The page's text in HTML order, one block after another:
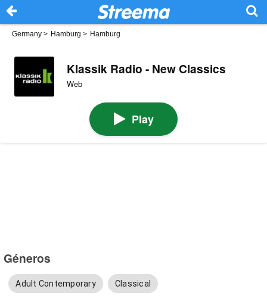
Germany > Hamburg > Hamburg
Klassik Radio - New Classics
Web
Play
Géneros
Adult Contemporary Classical